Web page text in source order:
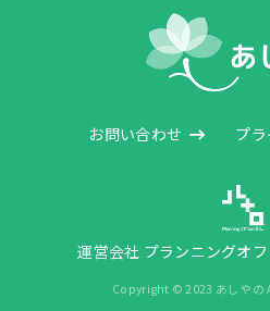
お問い合わせ プ
運営会社 プランニングオ
Copyright © 2023 あしやの